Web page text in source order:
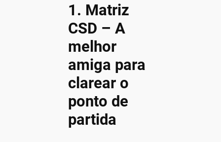
1. Matriz
CSD – A
melhor
amiga para
clarear o
ponto de
partida